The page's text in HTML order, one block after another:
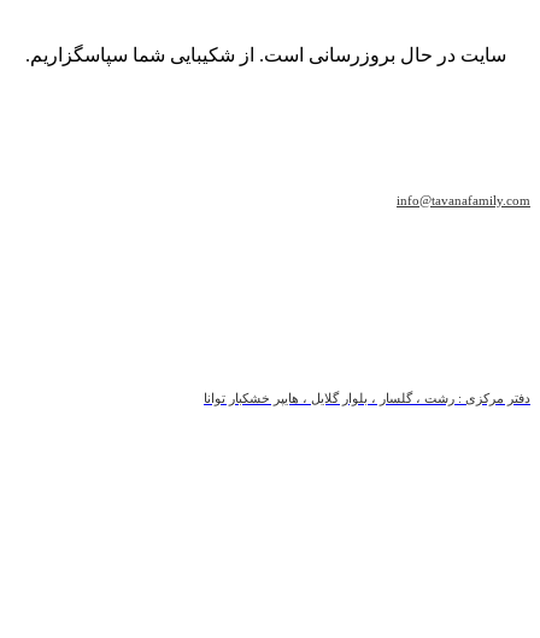
info@tavanafamily.com
دفتر مرکزی : رشت ، گلسار ، بلوار گلایل ، هایپر خشکبار توانا
سایت در حال بروزرسانی است. از شکیبایی شما سپاسگزاریم.